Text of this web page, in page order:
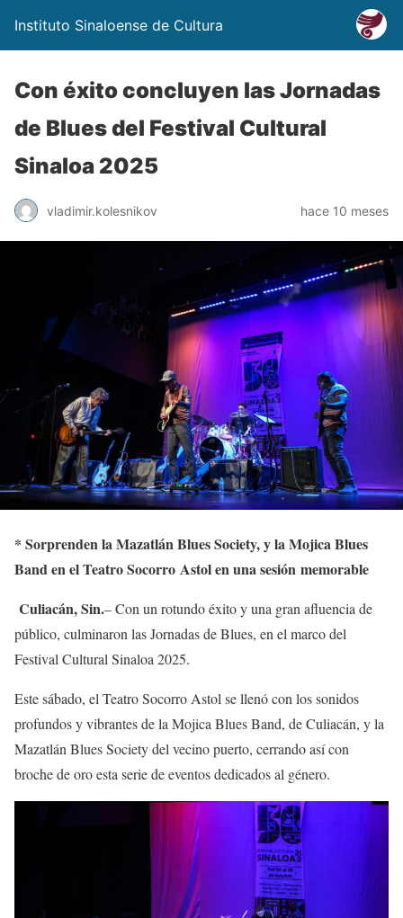
Instituto Sinaloense de Cultura
Con éxito concluyen las Jornadas
de Blues del Festival Cultural
Sinaloa 2025
vladimir.kolesnikov hace 10 meses
* Sorprenden laMazatlán Blues Society, y la Mojica Blues
Band en el Teatro Socorro Astol en una sesión memorable
Culiacán, Sin.– Con un rotundo éxito y una gran afluencia de
público, culminaron las Jornadas de Blues, en el marco del
Festival Cultural Sinaloa 2025.
Este sábado, el Teatro Socorro Astol se llenó con los sonidos
profundos y vibrantes de la Mojica Blues Band, de Culiacán, y la
Mazatlán Blues Society del vecino puerto, cerrando así con
broche de oro esta serie de eventos dedicados al género.